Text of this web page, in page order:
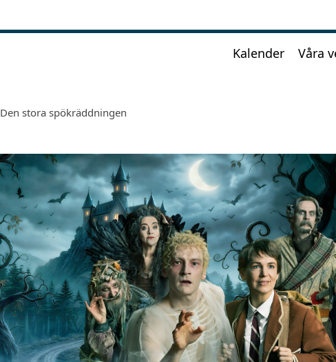
Kalender Våra
Den stora spökräddningen